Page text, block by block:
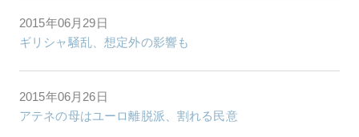
2015年06月29日
ギリシャ騒乱、想定外の影響も
2015年06月26日
アテネの母はユーロ離脱派、割れる民意